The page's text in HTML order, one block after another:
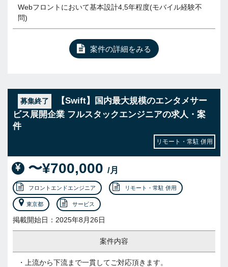
Webフロントにおいて基本設計4,5年程度(モバイル経験不
問)
案件の詳細をみる
募集終了
【Swift】国内最大規模のエンタメサー
ビス展開企業 フルスタックエンジニアの求人・案
件
リモート・常駐 併用
〜¥700,000 /月
フロントエンドエンジニア リモート・常駐 併用
東京都 サービス
掲載開始日：2025年8月26日
案件内容
・上流から下流まで一貫してご対応頂きます。